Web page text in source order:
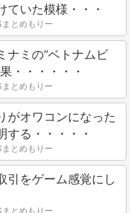
ていた模様・・・
まとめもりー
ナミの“ベトナムビ
・・・・・・
まとめもりー
がオワコンになった
する・・・・・
まとめもりー
引をゲーム感覚にし
まとめもりー